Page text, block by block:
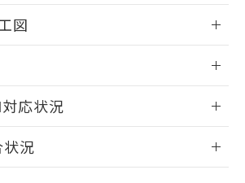
図
きます。
ログイン/会員登録
応状況
項・凡例
況
の共同利用者とは、
利用に関して"
の「1.共同利
令（10物質）の非含有証明書
りません。
指令のフタル酸エステル類４
では、対応完了までの期間は出
応品が混在することから備考
記載しておりました。